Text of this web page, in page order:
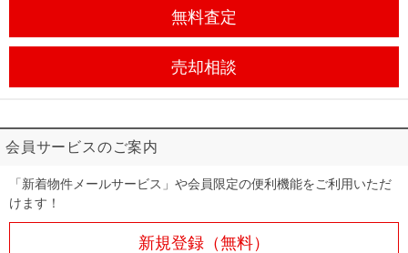
無料査定
売却相談
会員サービスのご案内
「新着物件メールサービス」や会員限定の便利機能をご利用いただ
けます！
新規登録（無料）